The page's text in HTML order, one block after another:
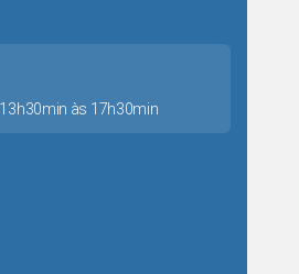
às 17h30min